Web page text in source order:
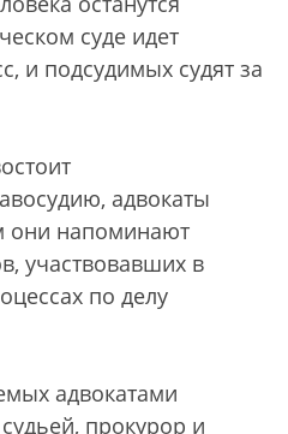
суде идет
и подсудимых судят за
адвокаты
они напоминают
участвовавших в
по делу
адвокатами
прокурор и